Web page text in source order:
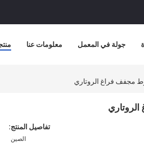
معلومات عنا جولة في المعمل
مجفف فراغ الروتاري
تفاصيل المنتج:
الصين